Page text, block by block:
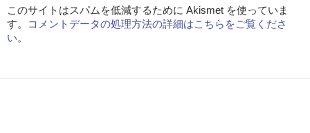
このサイトはスパムを低減するために Akismet を使っていま
す。
コメントデータの処理方法の詳細はこちらをご覧くださ
い。